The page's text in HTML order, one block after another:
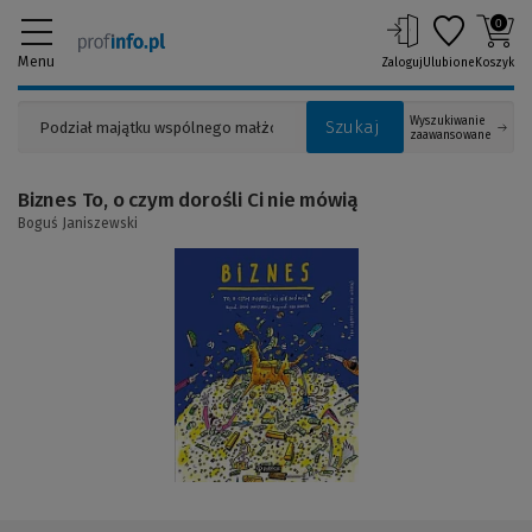
Menu
Szukaj
Wyszukiwanie
zaawansowane
ZalogujUlubione
0
Koszyk
Biznes To, o czym dorośli Ci nie mówią
Boguś Janiszewski